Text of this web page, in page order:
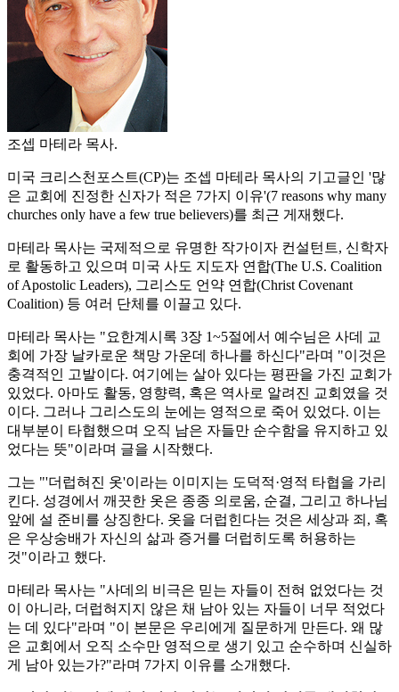
조셉 마테라 목사.
미국 크리스천포스트(CP)는 조셉 마테라 목사의 기고글인 '많
은 교회에 진정한 신자가 적은 7가지 이유'(7 reasons why many
churches only have a few true believers)를 최근 게재했다.
마테라 목사는 국제적으로 유명한 작가이자 컨설턴트, 신학자
로 활동하고 있으며 미국 사도 지도자 연합(The U.S. Coalition
of Apostolic Leaders), 그리스도 언약 연합(Christ Covenant
Coalition) 등 여러 단체를 이끌고 있다.
마테라 목사는 "요한계시록 3장 1~5절에서 예수님은 사데 교
회에 가장 날카로운 책망 가운데 하나를 하신다"라며 "이것은
충격적인 고발이다. 여기에는 살아 있다는 평판을 가진 교회가
있었다. 아마도 활동, 영향력, 혹은 역사로 알려진 교회였을 것
이다. 그러나 그리스도의 눈에는 영적으로 죽어 있었다. 이는
대부분이 타협했으며 오직 남은 자들만 순수함을 유지하고 있
었다는 뜻"이라며 글을 시작했다.
그는 "'더럽혀진 옷'이라는 이미지는 도덕적·영적 타협을 가리
킨다. 성경에서 깨끗한 옷은 종종 의로움, 순결, 그리고 하나님
앞에 설 준비를 상징한다. 옷을 더럽힌다는 것은 세상과 죄, 혹
은 우상숭배가 자신의 삶과 증거를 더럽히도록 허용하는
것"이라고 했다.
마테라 목사는 "사데의 비극은 믿는 자들이 전혀 없었다는 것
이 아니라, 더럽혀지지 않은 채 남아 있는 자들이 너무 적었다
는 데 있다"라며 "이 본문은 우리에게 질문하게 만든다. 왜 많
은 교회에서 오직 소수만 영적으로 생기 있고 순수하며 신실하
게 남아 있는가?"라며 7가지 이유를 소개했다.